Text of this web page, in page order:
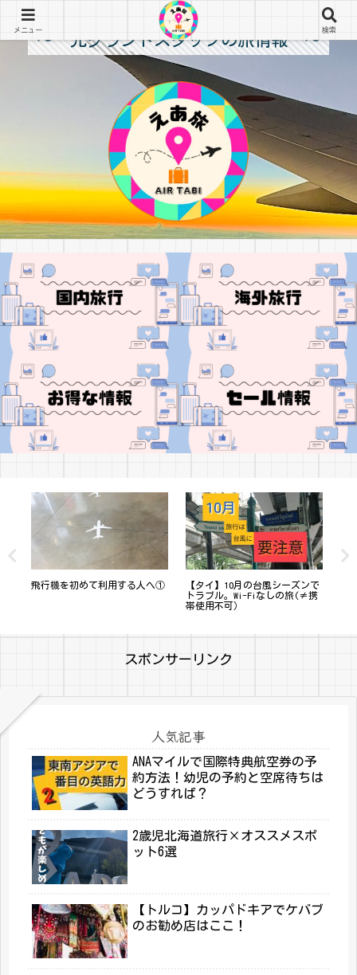
～ 元グランドスタッフの旅情報 ～
飛行機を初めて利用する人へ①
【タイ】10月の台風シーズンで
トラブル。Wi-Fiなしの旅(≠携
帯使用不可）
スポンサーリンク
人気記事
ANAマイルで国際特典航空券の予
約方法！幼児の予約と空席待ちは
どうすれば？
2歳児北海道旅行×オススメスポ
ット6選
【トルコ】カッパドキアでケバブ
のお勧め店はここ！
メニュー 検索